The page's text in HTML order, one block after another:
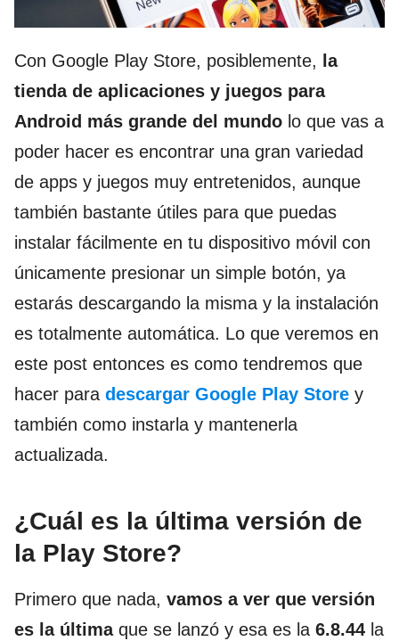
Con Google Play Store, posiblemente,
la
tienda de aplicaciones y juegos para
Android más grande del mundo lo que vas a
poder hacer es encontrar una gran variedad
de apps y juegos muy entretenidos, aunque
también bastante útiles para que puedas
instalar fácilmente en tu dispositivo móvil con
únicamente presionar un simple botón, ya
estarás descargando la misma y la instalación
es totalmente automática. Lo que veremos en
este post entonces es como tendremos que
hacer para descargar Google Play Store y
también como instarla y mantenerla
actualizada.
¿Cuál es la última versión de
la Play Store?
Primero que nada, vamos a ver que versión
es la últimaque se lanzó y esa es la 6.8.44 la